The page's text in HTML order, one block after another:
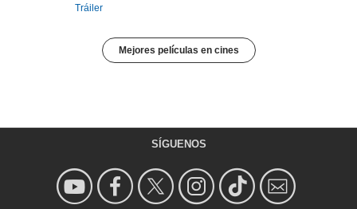
Tráiler
Mejores películas en cines
SÍGUENOS